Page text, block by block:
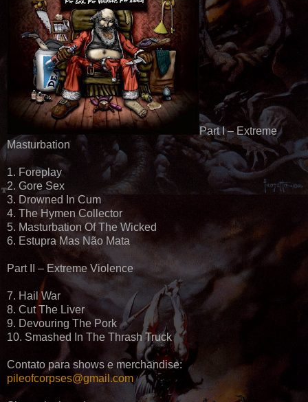
Part I – Extreme
Masturbation
1. Foreplay
2. Gore Sex
3. Drowned In Cum
4. The Hymen Collector
5. Masturbation Of The Wicked
6. Estupra Mas Não Mata
Part II – Extreme Violence
7. Hail War
8. Cut The Liver
9. Devouring The Pork
10. Smashed In The Thrash Truck
Contato para shows e merchandise:
pileofcorpses@gmail.com